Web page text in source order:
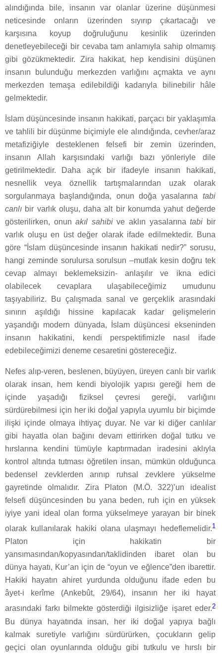
alındığında bile, insanın var olanlar üzerine düşünmesi
neticesinde onların üzerinden sıyırıp çıkartacağı ve
karşısına koyup doğruluğunu kesinlik üzerinden
denetleyebileceği bir cevaba tam anlamıyla sahip olmamış
gibi gözükmektedir. Zira hakikat, hep kendisini düşünen
insanın bulunduğu merkezden varlığını açmakta ve aynı
merkezden temaşa edilebildiği kadarıyla bilinebilir hâle
gelmektedir.
İslam düşüncesinde insanın hakikati, parçacı bir yaklaşımla
ve tahlili bir düşünme biçimiyle ele alındığında, cevher/araz
metafiziğiyle desteklenen felsefi bir zemin üzerinden,
insanın Allah karşısındaki varlığı bazı yönleriyle dile
getirilmektedir. Daha açık bir ifadeyle insanın hakikati,
nesnellik veya öznellik tartışmalarından uzak olarak
sorgulanmaya başlandığında, onun doğa yasalarına tabi
canlı bir varlık oluşu, daha alt bir konumda yahut değerde
gösterilirken, onunakıl sahibive aklın yasalarınatabi bir
varlık oluşu en üst değer olarak ifade edilmektedir. Buna
göre “İslam düşüncesinde insanın hakikati nedir?” sorusu,
hangi zeminde sorulursa sorulsun –mutlak kesin doğru tek
cevap almayı beklemeksizin- anlaşılır ve ikna edici
olabilecek cevaplara ulaşabileceğimiz umudunu
taşıyabiliriz. Bu çalışmada sanal ve gerçeklik arasındaki
sınırın aşıldığı hissine kapılacak kadar gelişmelerin
yaşandığı modern dünyada, İslam düşüncesi ekseninden
insanın hakikatini, kendi perspektifimizle nasıl ifade
edebileceğimizi deneme cesaretini göstereceğiz.
Nefes alıp-veren, beslenen, büyüyen, üreyen canlı bir varlık
olarak insan, hem kendi biyolojik yapısı gereği hem de
içinde yaşadığı fiziksel çevresi gereği, varlığını
sürdürebilmesi için her iki doğal yapıyla uyumlu bir biçimde
ilişki içinde olmaya ihtiyaç duyar. Ne var ki diğer canlılar
gibi hayatla olan bağını devam ettirirken doğal tutku ve
hırslarına kendini tümüyle kaptırmadan iradesini aklıyla
kontrol altında tutması öğretilen insan, mümkün olduğunca
bedensel zevklerden arınıp ruhsal zevklere yükselme
gayretinde olmalıdır. Zira Platon (M.Ö. 322)’un idealist
felsefi düşüncesinden bu yana beden, ruh için en yüksek
iyiye yani ideal olan forma yükselmeye yarayan bir binek
olarak kullanılarak hakiki olana ulaşmayı hedeflemelidir.1
Platon için hakikatin bir
yansımasından/kopyasından/taklidinden ibaret olan bu
dünya hayatı, Kur’an için de “oyun ve eğlence”den ibarettir.
Hakiki hayatın ahiret yurdunda olduğunu ifade eden bu
âyet-i kerîme (Ankebût, 29/64), insanın her iki hayat
arasındaki farkı bilmekte gösterdiği ilgisizliğe işaret eder.2
Bu dünya hayatında insan, her iki doğal yapıya bağlı
kalmak suretiyle varlığını sürdürürken, çocukların gelip
geçici olan oyunlarında olduğu gibi tutkulu ve hırslı bir